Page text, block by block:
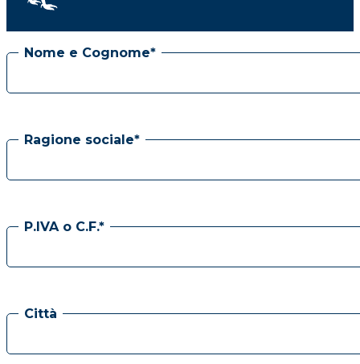
Nome e Cognome*
Ragione sociale*
P.IVA o C.F.*
Città